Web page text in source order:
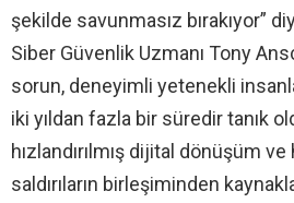
şekilde savunmasız bırakıyor”
Siber Güvenlik Uzmanı Tony
sorun, deneyimli yetenekli
iki yıldan fazla bir süredir tanık
hızlandırılmış dijital dönüşüm
saldırıların birleşiminden